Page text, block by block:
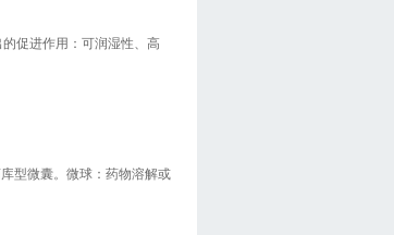
促进作用：可润湿性、高
型微囊。微球：药物溶解或